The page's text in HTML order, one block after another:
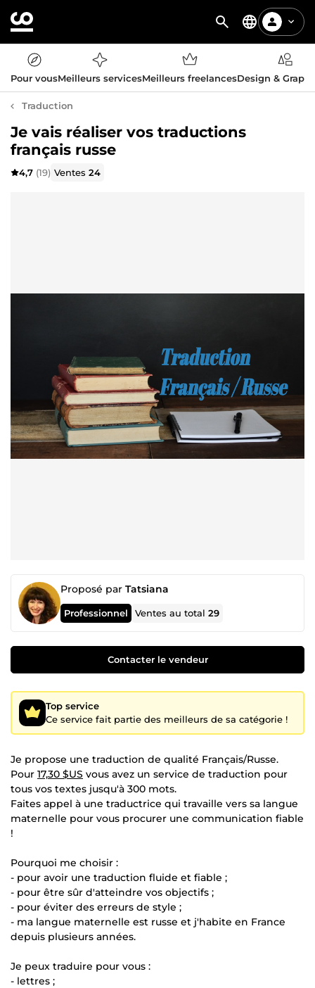
Pour vousMeilleurs servicesMeilleurs freelancesDesign &
Traduction
Je vais réaliser vos traductions
français russe
4,7 (19) Ventes24
Proposé par Tatsiana
Professionnel Ventes au total29
Contacter le vendeur
Top service
Ce service fait partie des meilleurs de sa catégorie !
Je propose une traduction de qualité Français/Russe.
Pour 17,30 $US vous avez un service de traduction pour
tous vos textes jusqu'à 300 mots.
Faites appel à une traductrice qui travaille vers sa langue
maternelle pour vous procurer une communication fiable
!
Pourquoi me choisir :
- pour avoir une traduction fluide et fiable ;
- pour être sûr d'atteindre vos objectifs ;
- pour éviter des erreurs de style ;
- ma langue maternelle est russe et j'habite en France
depuis plusieurs années.
Je peux traduire pour vous :
- lettres ;